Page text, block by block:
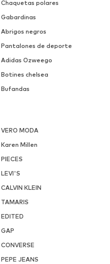
Chaquetas polares
Gabardinas
Abrigos negros
Pantalones de deporte
Adidas Ozweego
Botines chelsea
Bufandas
VERO MODA
Karen Millen
PIECES
LEVI'S
CALVIN KLEIN
TAMARIS
EDITED
GAP
CONVERSE
PEPE JEANS